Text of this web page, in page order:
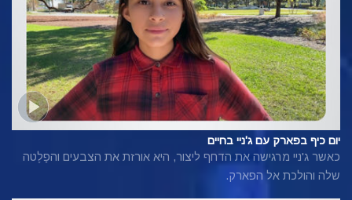
יום כיף בפארק עם ג'ניי בחיים
כאשר ג'ניי מרגישה את הדחף ליצור, היא אורזת את הצבעים והפַלֶטה
שלה והולכת אל הפארק.